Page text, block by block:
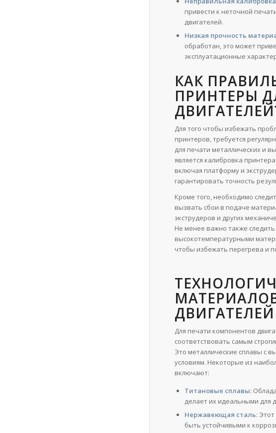
привести к неточной
двигателей.
Низкая прочность
обработан, это может
эксплуатационные
КАК
ПРИНТЕРЫ
Для того чтобы избежать
принтеров, требуется
для печати металлических и
является калибровка
включая платформу и
гарантировать точность
Кроме того, необходимо
вызвать сбои в подаче
экструдеров и других
Не менее важно также
высокотемпературными
чтобы избежать перегрева и
ДВИГАТЕЛЕЙ
Для печати компонентов
соответствовать самым
Это металлические сплавы с
условиям. Некоторые из
включают:
Титановые сплавы:
делает их идеальными для
Нержавеющая сталь:
быть устойчивыми к